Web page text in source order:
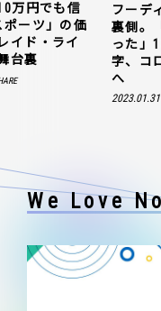
万円でも信
ーツ」の価
イド・ライ
台裏
フーデ
裏側。
った」
字、コ
へ
2023.01.31
We Love